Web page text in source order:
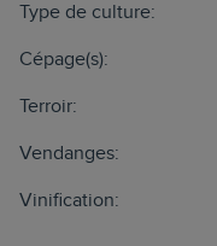
Type de culture:
Cépage(s):
Terroir:
Vendanges:
Vinification: